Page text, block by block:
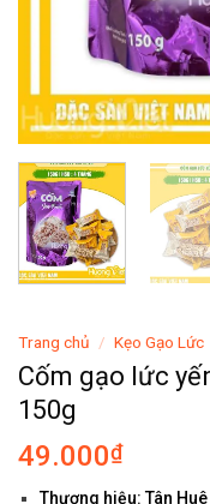
Trang chủ / Kẹo Gạo Lức
Cốm gạo lức
150g
49.000₫
Thương hiệu: Tân